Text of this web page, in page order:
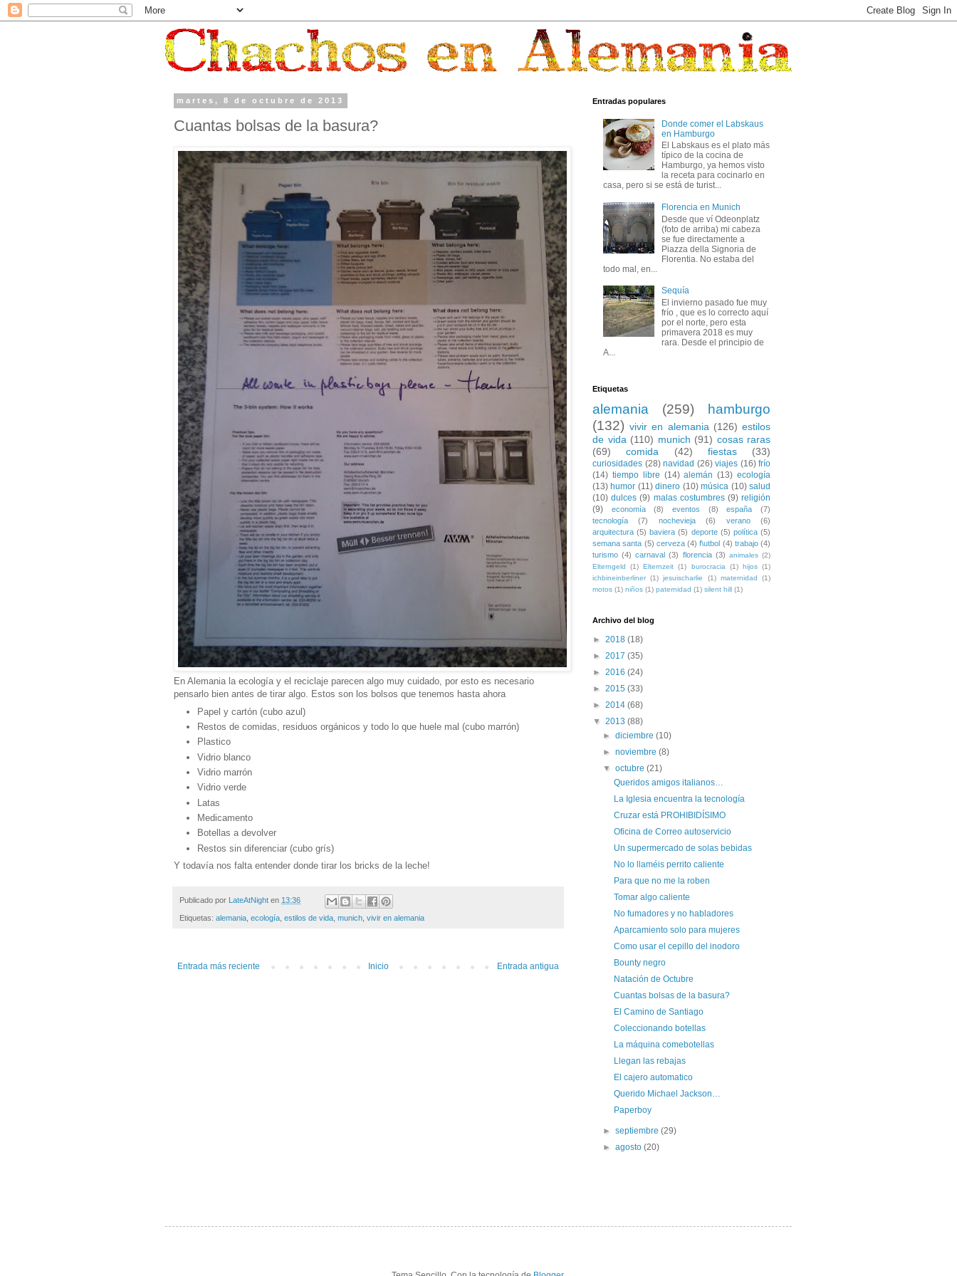
martes, 8 de octubre de 2013
Cuantas bolsas de la basura?
En Alemania la ecología y el reciclaje parecen algo muy cuidado, por esto es necesario
pensarlo bien antes de tirar algo. Estos son los bolsos que tenemos hasta ahora
Papel y cartón (cubo azul)
Restos de comidas, residuos orgánicos y todo lo que huele mal (cubo marrón)
Plastico
Vidrio blanco
Vidrio marrón
Vidrio verde
Latas
Medicamento
Botellas a devolver
Restos sin diferenciar (cubo grís)
Y todavía nos falta entender donde tirar los bricks de la leche!
Publicado por LateAtNight en 13:36
Etiquetas: alemania ecología estilos de vida munich vivir en alemania
Entrada más reciente Entrada antigua
Inicio
Entradas populares
Donde comer el Labskaus
en Hamburgo
El Labskaus es el plato más
típico de la cocina de
Hamburgo, ya hemos visto
la receta para cocinarlo en
casa, pero si se está de turist...
Florencia en Munich
Desde que ví Odeonplatz
(foto de arriba) mi cabeza
se fue directamente a
Piazza della Signoria de
Florentia. No estaba del
todo mal, en...
Sequía
El invierno pasado fue muy
frío , que es lo correcto aquí
por el norte, pero esta
primavera 2018 es muy
rara. Desde el principio de
A...
Etiquetas
alemania (259)
hamburgo
(132) vivir en alemania (126) estilos
de vida (110) munich (91) cosas raras
(69)
comida (42) fiestas (33)
curiosidades (28) navidad (26) viajes (16) frío
(14) tiempo libre (14) alemán (13) ecología
(13) humor (11) dinero (10) música (10) salud
(10) dulces (9) malas costumbres (9) religión
(9)
economía (8) eventos (8) españa
(7)
tecnología
(7) nochevieja (6) verano
(6)
arquitectura (5) baviera (5) deporte (5) política (5)
semana santa (5) cerveza (4) f\utbol (4) trabajo (4)
turismo (4) carnaval (3) florencia (3) animales (2)
Elterngeld
(1) Elternzeit (1) burocracia (1) hijos (1)
ichbineinberliner (1) jesuischarlie (1) maternidad
(1)
motos (1) niños (1) paternidad (1) silent hill (1)
Archivo del blog
► 2018 (18)
► 2017 (35)
► 2016 (24)
► 2015 (33)
► 2014 (68)
▼ 2013 (88)
►diciembre(10)
►noviembre(8)
▼octubre(21)
Queridos amigos italianos…
La Iglesia encuentra la tecnología
Cruzar está PROHIBIDÍSIMO
Oficina de Correo autoservicio
Un supermercado de solas bebidas
No lo llaméis perrito caliente
Para que no me la roben
Tomar algo caliente
No fumadores y no habladores
Aparcamiento solo para mujeres
Como usar el cepillo del inodoro
Bounty negro
Natación de Octubre
Cuantas bolsas de la basura?
El Camino de Santiago
Coleccionando botellas
La máquina comebotellas
Llegan las rebajas
El cajero automatico
Querido Michael Jackson…
Paperboy
►septiembre(29)
►agosto(20)